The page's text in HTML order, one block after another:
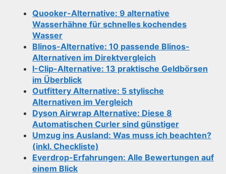
Quooker-Alternative: 9 alternative
Wasserhähne für schnelles kochendes
Wasser
Blinos-Alternative: 10 passende Blinos-
Alternativen im Direktvergleich
I-Clip-Alternative: 13 praktische Geldbörsen
im Überblick
Outfittery Alternative: 5 stylische
Alternativen im Vergleich
Dyson Airwrap Alternative: Diese 8
Automatischen Curler sind günstiger
Umzug ins Ausland: Was muss ich beachten?
(inkl. Checkliste)
Everdrop-Erfahrungen: Alle Bewertungen auf
einem Blick